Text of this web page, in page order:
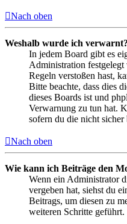
Nach oben
Weshalb wurde ich verwarnt?
In jedem Board gibt es
Administration festgelegt
Regeln verstoßen hast,
Bitte beachte, dass dies
dieses Boards ist und
Verwarnung zu tun hat.
sofern du die nicht
Nach oben
Wie kann ich Beiträge den
Wenn ein Administrator
vergeben hat, siehst du
Beitrags, um diesen zu
weiteren Schritte geführt.